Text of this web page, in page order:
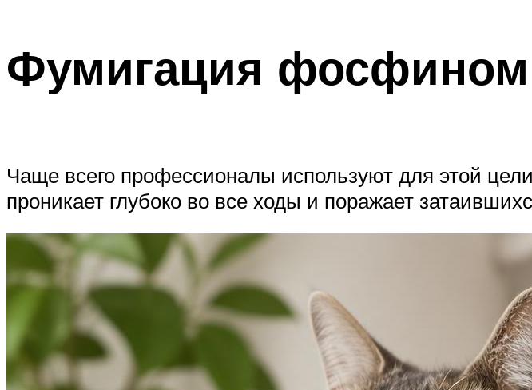
Фумигация фосфином
Чаще всего профессионалы используют для этой
проникает глубоко во все ходы и поражает